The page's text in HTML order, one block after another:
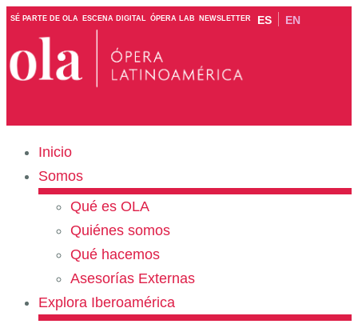
SÉ PARTE DE OLA ESCENA DIGITAL ÓPERA LAB NEWSLETTER ES EN
Inicio
Somos
Qué es OLA
Quiénes somos
Qué hacemos
Asesorías Externas
Explora Iberoamérica